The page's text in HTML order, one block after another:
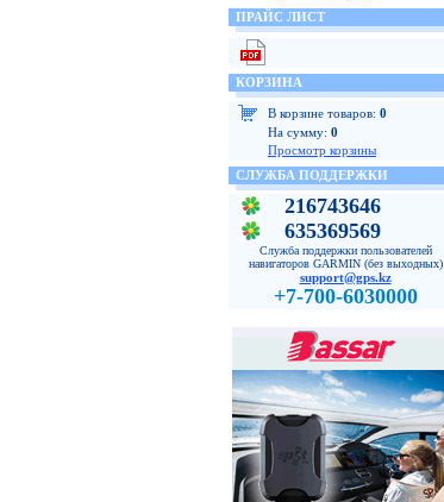
ПРАЙС ЛИСТ
КОРЗИНА
В корзине товаров: 0
На сумму: 0
Просмотр корзины
СЛУЖБА ПОДДЕРЖКИ
216743646
635369569
Служба поддержки пользователей
навигаторов GARMIN (без выходных)
support@gps.kz
+7-700-6030000